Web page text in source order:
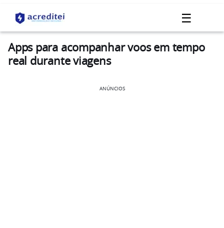
☰
Apps para acompanhar voos em tempo
real durante viagens
ANÚNCIOS